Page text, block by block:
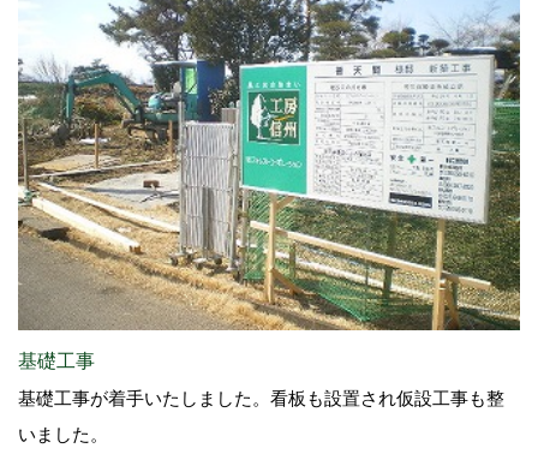
基礎工事
基礎工事が着手いたしました。看板も設置され仮設工事も整
いました。